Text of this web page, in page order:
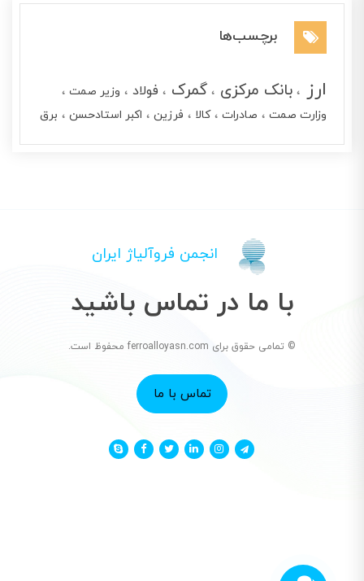
برچسب‌ها
ارز بانک مرکزی گمرک فولاد
وزیر صمت
وزارت صمت صادرات کالا فرزین اکبر استادحسن برق
انجمن فروآلیاژ ایران
با ما در تماس باشید
© تمامی حقوق برای ferroalloyasn.com محفوظ است.
تماس با ما